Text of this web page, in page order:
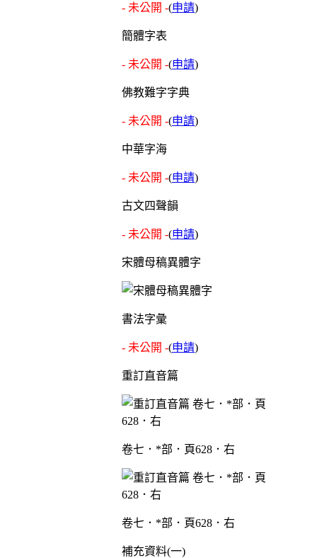
- 未公開 -(申請)
簡體字表
- 未公開 -(申請)
佛教難字字典
- 未公開 -(申請)
中華字海
- 未公開 -(申請)
古文四聲韻
- 未公開 -(申請)
宋體母稿異體字
書法字彙
- 未公開 -(申請)
重訂直音篇
卷七．*部．頁628．右
卷七．*部．頁628．右
補充資料(一)